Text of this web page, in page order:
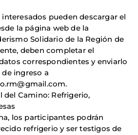
interesados pueden descargar el
la página web de la
Solidario de la Región de
deben completar el
correspondientes y enviarlo
ingreso a
del Camino: Refrigerio,
los participantes podrán
refrigerio y ser testigos de